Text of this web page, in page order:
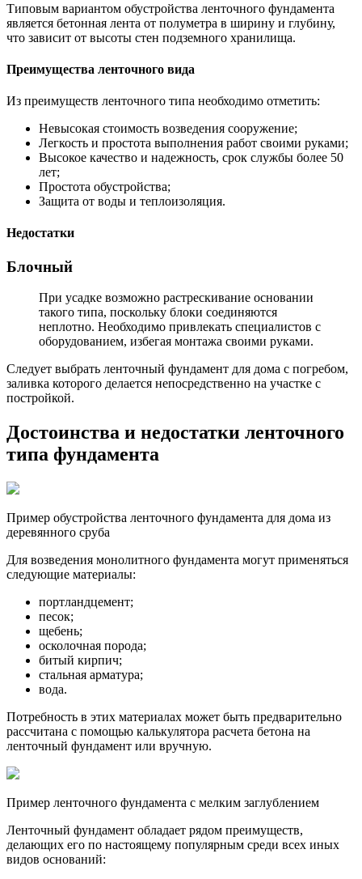
Типовым вариантом обустройства ленточного фундамента
является бетонная лента от полуметра в ширину и глубину,
что зависит от высоты стен подземного хранилища.
Преимущества ленточного вида
Из преимуществ ленточного типа необходимо отметить:
Невысокая стоимость возведения сооружение;
Легкость и простота выполнения работ своими руками;
Высокое качество и надежность, срок службы более 50
лет;
Простота обустройства;
Защита от воды и теплоизоляция.
Недостатки
Блочный
При усадке возможно растрескивание основании
такого типа, поскольку блоки соединяются
неплотно. Необходимо привлекать специалистов с
оборудованием, избегая монтажа своими руками.
Следует выбрать ленточный фундамент для дома с погребом,
заливка которого делается непосредственно на участке с
постройкой.
Достоинства и недостатки ленточного
типа фундамента
Пример обустройства ленточного фундамента для дома из
деревянного сруба
Для возведения монолитного фундамента могут применяться
следующие материалы:
портландцемент;
песок;
щебень;
осколочная порода;
битый кирпич;
стальная арматура;
вода.
Потребность в этих материалах может быть предварительно
рассчитана с помощью калькулятора расчета бетона на
ленточный фундамент или вручную.
Пример ленточного фундамента с мелким заглублением
Ленточный фундамент обладает рядом преимуществ,
делающих его по настоящему популярным среди всех иных
видов оснований: